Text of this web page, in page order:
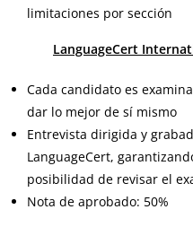
limitaciones por sección
LanguageCert
Cada candidato es
dar lo mejor de sí mismo
Entrevista dirigida y
LanguageCert,
posibilidad de revisar el
Nota de aprobado: 50%